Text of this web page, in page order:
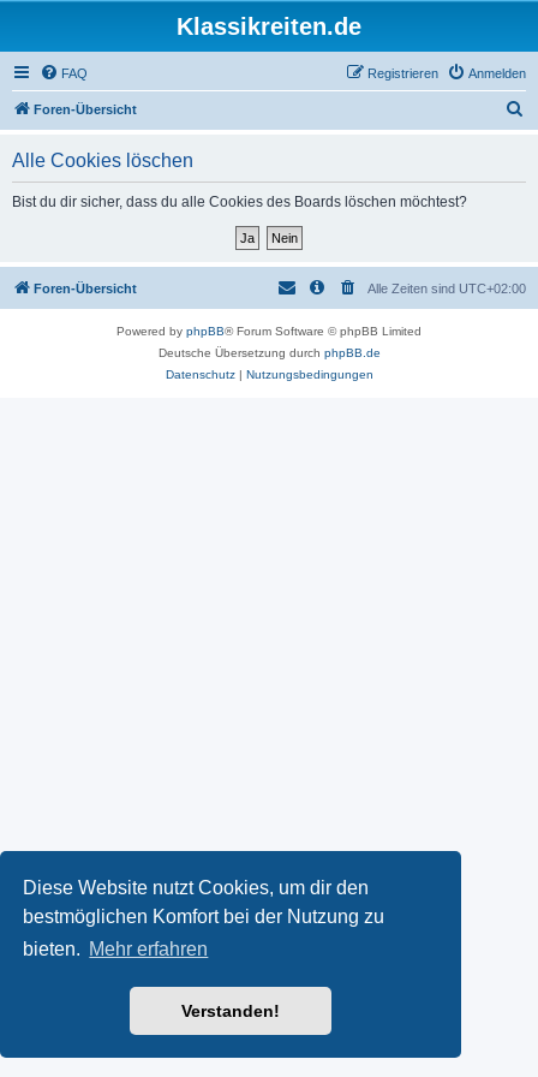
Diese Website nutzt Cookies, um dir den
bestmöglichen Komfort bei der Nutzung zu
bieten. Mehr erfahren
Verstanden!
Klassikreiten.de
FAQ Anmelden
Registrieren
Foren-Übersicht
Alle Cookies löschen
Bist du dir sicher, dass du alle Cookies des Boards löschen möchtest?
Foren-Übersicht Alle Zeiten sind UTC+02:00
Powered by phpBB® Forum Software © phpBB Limited
Deutsche Übersetzung durch phpBB.de
Datenschutz| Nutzungsbedingungen